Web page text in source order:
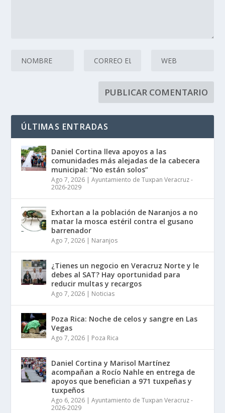
ÚLTIMAS ENTRADAS
Daniel Cortina lleva apoyos a las
comunidades más alejadas de la cabecera
municipal: “No están solos”
Ago 7, 2026 |Ayuntamiento de Tuxpan Veracruz -
2026-2029
Exhortan a la población de Naranjos a no
matar la mosca estéril contra el gusano
barrenador
Ago 7, 2026 | Naranjos
¿Tienes un negocio en Veracruz Norte y le
debes al SAT? Hay oportunidad para
reducir multas y recargos
Ago 7, 2026 | Noticias
Poza Rica: Noche de celos y sangre en Las
Vegas
Ago 7, 2026 | Poza Rica
Daniel Cortina y Marisol Martínez
acompañan a Rocío Nahle en entrega de
apoyos que benefician a 971 tuxpeñas y
tuxpeños
Ago 6, 2026 |Ayuntamiento de Tuxpan Veracruz -
2026-2029